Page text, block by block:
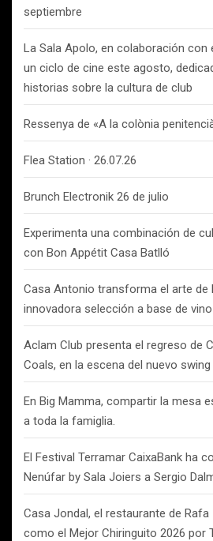
septiembre
La Sala Apolo, en colaboración con
un ciclo de cine este agosto,
historias sobre la cultura de club
Ressenya de «A la colònia
Flea Station · 26.07.26
Brunch Electronik 26 de julio
Experimenta una combinación de
con Bon Appétit Casa Batlló
Casa Antonio transforma el arte
innovadora selección a base de vino
Aclam Club presenta el regreso de
Coals, en la escena del nuevo
En Big Mamma, compartir la mesa
a toda la famiglia.
El Festival Terramar CaixaBank ha
Nenúfar by Sala Joiers a Sergio
Casa Jondal, el restaurante de
como el Mejor Chiringuito 2026 por